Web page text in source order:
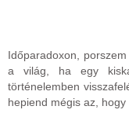
Időparadoxon,
a világ, ha egy
történelemben
hepiend mégis az,